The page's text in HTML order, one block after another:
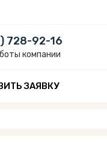
728-92-16
компании
ЗАЯВКУ